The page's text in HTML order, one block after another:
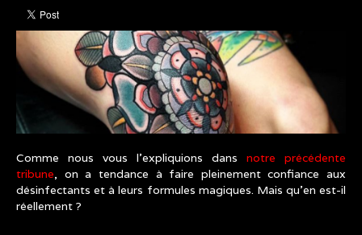
Comme nous vous l’expliquions dans notre précédente
tribune, on a tendance à faire pleinement confiance aux
désinfectants et à leurs formules magiques. Mais qu’en est-il
réellement ?